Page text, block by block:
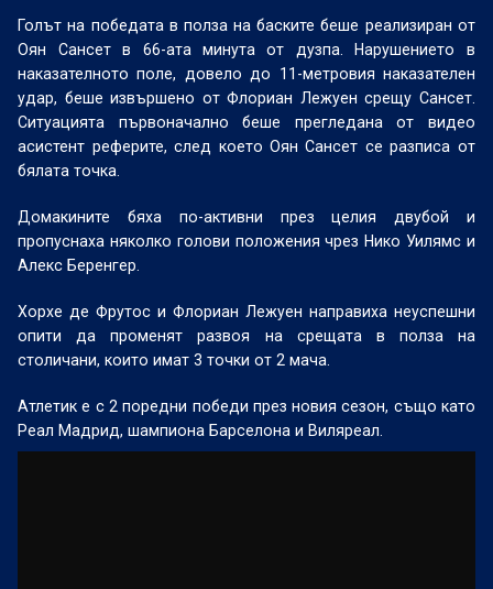
Голът на победата в полза на баските беше реализиран от
Оян Сансет в 66-ата минута от дузпа. Нарушението в
наказателното поле, довело до 11-метровия наказателен
удар, беше извършено от Флориан Лежуен срещу Сансет.
Ситуацията първоначално беше прегледана от видео
асистент реферите, след което Оян Сансет се разписа от
бялата точка.
Домакините бяха по-активни през целия двубой и
пропуснаха няколко голови положения чрез Нико Уилямс и
Алекс Беренгер.
Хорхе де Фрутос и Флориан Лежуен направиха неуспешни
опити да променят развоя на срещата в полза на
столичани, които имат 3 точки от 2 мача.
Атлетик е с 2 поредни победи през новия сезон, също като
Реал Мадрид, шампиона Барселона и Виляреал.